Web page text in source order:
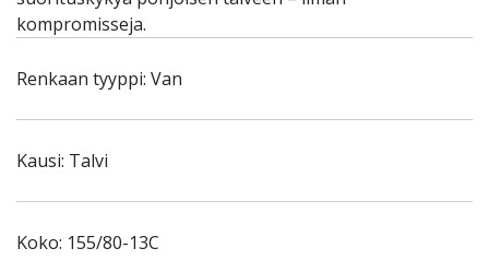
kompromisseja.
Renkaan tyyppi: Van
Kausi: Talvi
Koko: 155/80-13C